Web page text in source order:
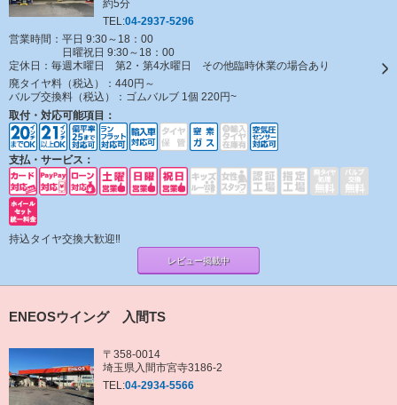
約5分
TEL:04-2937-5296
営業時間：平日 9:30～18：00
日曜祝日 9:30～18：00
定休日： 毎週木曜日 第2・第4水曜日 その他臨時休業の場合あり
廃タイヤ料（税込）： 440円～
バルブ交換料（税込）： ゴムバルブ 1個 220円~
取付・対応可能項目：
支払・サービス：
持込タイヤ交換大歓迎‼
レビュー掲載中
ENEOSウイング 入間TS
〒358-0014
埼玉県入間市宮寺3186-2
TEL:04-2934-5566